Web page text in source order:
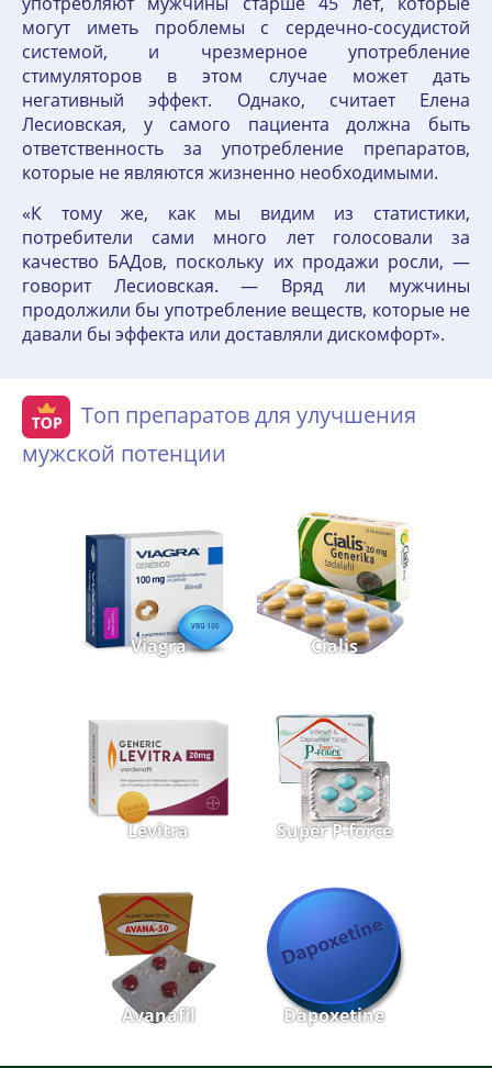
могут иметь проблемы с сердечно-сосудистой
системой, и чрезмерное употребление
стимуляторов в этом случае может дать
негативный эффект. Однако, считает Елена
Лесиовская, у самого пациента должна быть
ответственность за употребление препаратов,
которые не являются жизненно необходимыми.
«К тому же, как мы видим из статистики,
потребители сами много лет голосовали за
качество БАДов, поскольку их продажи росли, —
говорит Лесиовская. — Вряд ли мужчины
продолжили бы употребление веществ, которые не
давали бы эффекта или доставляли дискомфорт».
Топ препаратов для улучшения
мужской потенции
Viagra Cialis
Levitra Super P-force
Avanafil Dapoxetine